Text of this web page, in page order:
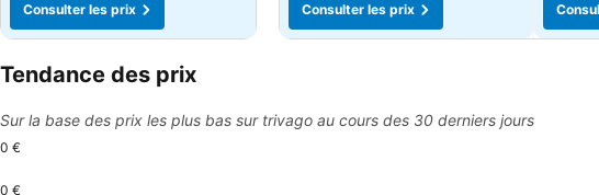
Consulter les prix
Consulter les prix
Tendance des prix
Sur la base des prix les plus bas sur trivago au cours des 30 derniers jours
0 €
0 €